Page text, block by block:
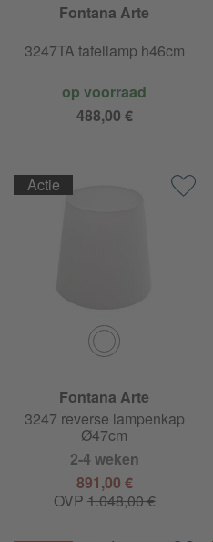
Fontana Arte
3247TA tafellamp h46cm
op voorraad
488,00 €
Fontana Arte
3247 reverse lampenkap
Ø47cm
2-4 weken
891,00 €
OVP 1.048,00 €
Actie